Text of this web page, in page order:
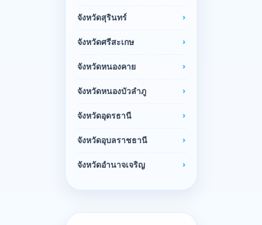
จังหวัดสุรินทร์
จังหวัดศรีสะเกษ
จังหวัดหนองคาย
จังหวัดหนองบัวลำภู
จังหวัดอุดรธานี
จังหวัดอุบลราชธานี
จังหวัดอำนาจเจริญ